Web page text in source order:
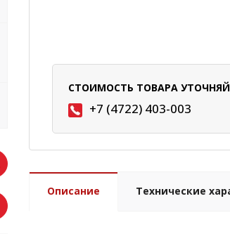
СТОИМОСТЬ ТОВАРА
+7 (4722) 403-003
Описание Технические